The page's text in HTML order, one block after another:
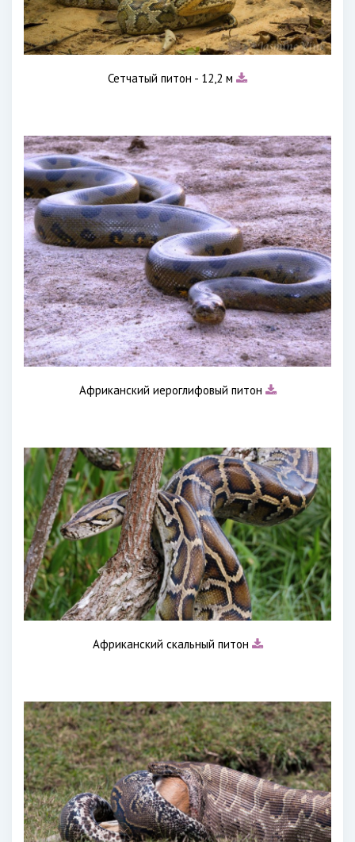
Сетчатый питон - 12,2 м
Африканский иероглифовый питон
Африканский скальный питон